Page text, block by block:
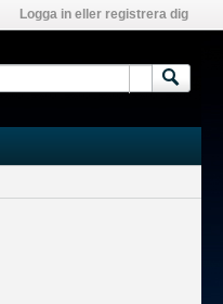
Logga in eller registrera dig